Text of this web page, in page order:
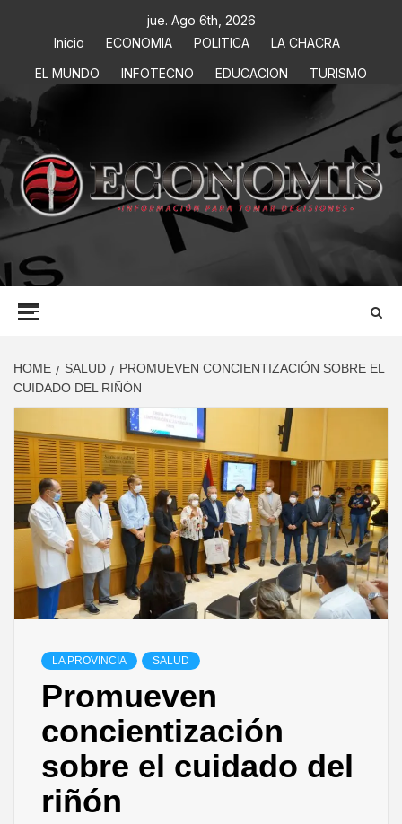
jue. Ago 6th, 2026
Inicio
ECONOMIA POLITICA
LA CHACRA
EL MUNDO
INFOTECNO EDUCACION TURISMO
ECONOMIS
INFORMACIÓN PARA TOMAR DECISIONES
HOME SALUD
PROMUEVEN CONCIENTIZACIÓN SOBRE EL
CUIDADO DEL RIÑÓN
LA PROVINCIA SALUD
Promueven
concientización
sobre el cuidado del
riñón